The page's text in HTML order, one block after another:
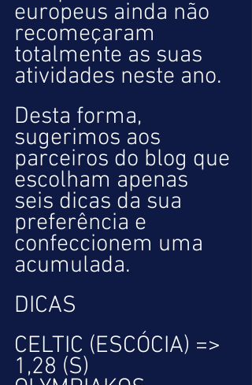
europeus ainda não
recomeçaram
totalmente as suas
atividades neste ano.
Desta forma,
sugerimos aos
parceiros do blog que
escolham apenas
seis dicas da sua
preferência e
confeccionem uma
acumulada.
DICAS
CELTIC (ESCÓCIA) =>
1,28 (S)